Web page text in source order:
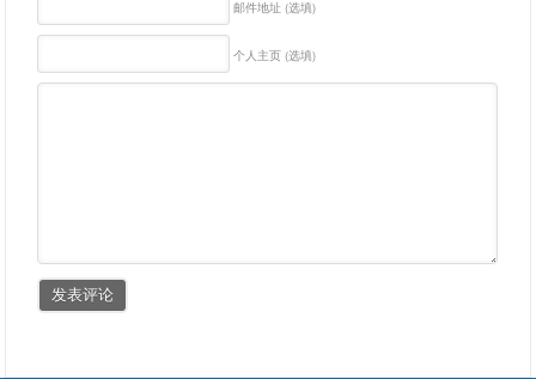
邮件地址 (选填)
个人主页 (选填)